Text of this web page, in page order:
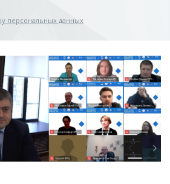
персональных данных